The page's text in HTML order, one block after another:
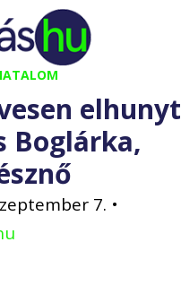
elhunyt
Boglárka,
7. •